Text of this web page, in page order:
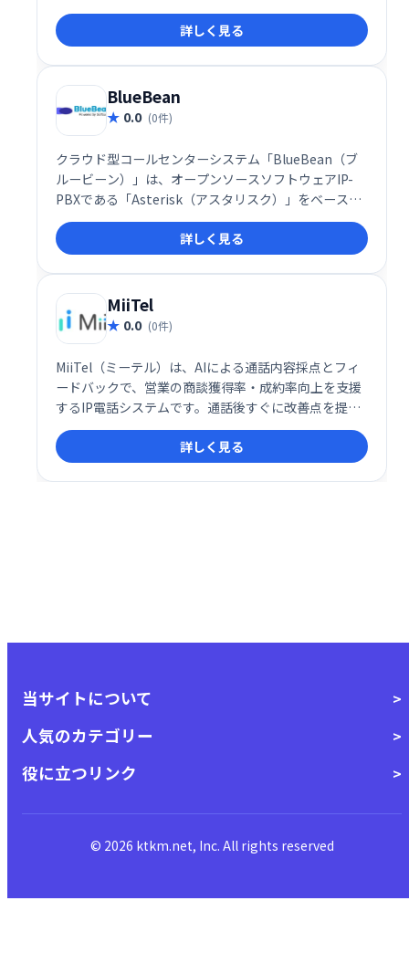
ーの負担を減らし、顧客対応の質向上に貢献します。
詳しく見る
BlueBean
0.0 (0件)
クラウド型コールセンターシステム「BlueBean（ブ
ルービーン）」は、オープンソースソフトウェアIP-
PBXである「Asterisk（アスタリスク）」をベースと
して開発された総合コールセンターシステムです。
詳しく見る
MiiTel
0.0 (0件)
MiiTel（ミーテル）は、AIによる通話内容採点とフィ
ードバックで、営業の商談獲得率・成約率向上を支援
するIP電話システムです。通話後すぐに改善点を提示
することで、電話応対スキルアップを促進し、営業成
績の向上に貢献します。詳しく見る
当サイトについて
人気のカテゴリー
役に立つリンク
© 2026 ktkm.net, Inc. All rights reserved